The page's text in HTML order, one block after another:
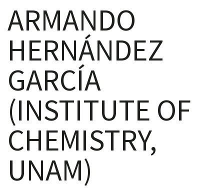
ARMANDO
HERNÁNDEZ
GARCÍA
(INSTITUTE OF
CHEMISTRY,
UNAM)
–
a la